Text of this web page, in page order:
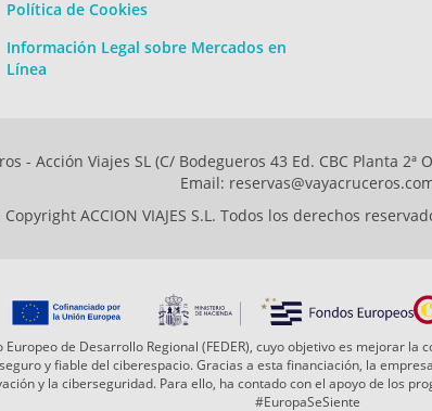
Política de Cookies
Información Legal sobre Mercados en
Línea
- Acción Viajes SL (C/ Bodegueros 43 Ed. CBC Planta 2ª
Email:
ACCION VIAJES S.L. Todos los derechos
Europeo de Desarrollo Regional (FEDER), cuyo objetivo es mejorar
y fiable del ciberespacio. Gracias a esta financiación, la
y la ciberseguridad. Para ello, ha contado con el apoyo de los
#EuropaSeSiente